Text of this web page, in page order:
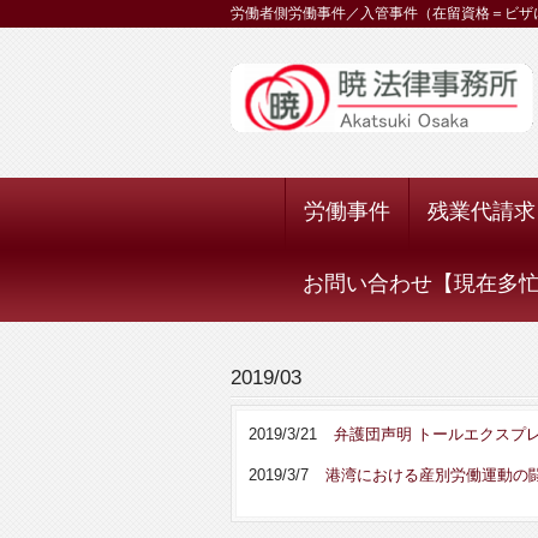
労働者側労働事件／入管事件（在留資格＝ビ
労働事件 残業代請求
お問い合わせ【現在多
2019/03
2019/3/21 弁護団声明 トールエクスプ
2019/3/7 港湾における産別労働運動の